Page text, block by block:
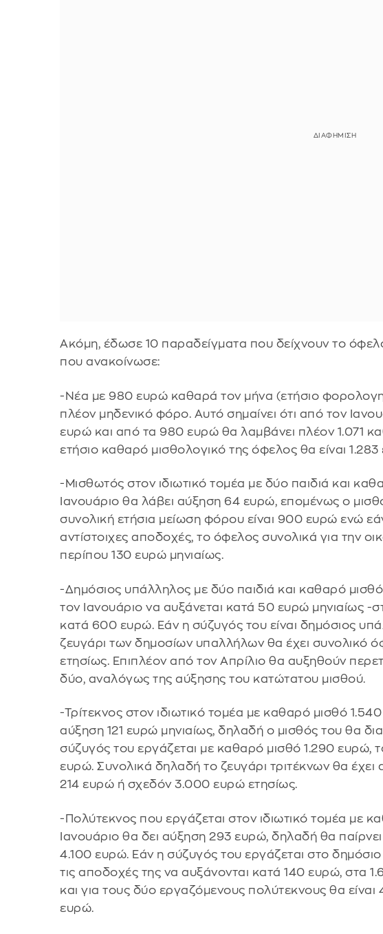
Ακόμη, έδωσε 10 παραδείγματα που δείχνουν το
που ανακοίνωσε:
-Νέα με 980 ευρώ καθαρά τον μήνα (ετήσιο
πλέον μηδενικό φόρο. Αυτό σημαίνει ότι από τον
ευρώ και από τα 980 ευρώ θα λαμβάνει πλέον 1.071
ετήσιο καθαρό μισθολογικό της όφελος θα είναι 1.283
-Μισθωτός στον ιδιωτικό τομέα με δύο παιδιά και
Ιανουάριο θα λάβει αύξηση 64 ευρώ, επομένως ο
συνολική ετήσια μείωση φόρου είναι 900 ευρώ ενώ
αντίστοιχες αποδοχές, το όφελος συνολικά για την
περίπου 130 ευρώ μηνιαίως.
-Δημόσιος υπάλληλος με δύο παιδιά και καθαρό
τον Ιανουάριο να αυξάνεται κατά 50 ευρώ μηνιαίως -
κατά 600 ευρώ. Εάν η σύζυγός του είναι δημόσιος
ζευγάρι των δημοσίων υπαλλήλων θα έχει συνολικό
ετησίως. Επιπλέον από τον Απρίλιο θα αυξηθούν
δύο, αναλόγως της αύξησης του κατώτατου μισθού.
-Τρίτεκνος στον ιδιωτικό τομέα με καθαρό μισθό
αύξηση 121 ευρώ μηνιαίως, δηλαδή ο μισθός του θα
σύζυγός του εργάζεται με καθαρό μισθό 1.290 ευρώ,
ευρώ. Συνολικά δηλαδή το ζευγάρι τριτέκνων θα έχει
214 ευρώ ή σχεδόν 3.000 ευρώ ετησίως.
-Πολύτεκνος που εργάζεται στον ιδιωτικό τομέα με
Ιανουάριο θα δει αύξηση 293 ευρώ, δηλαδή θα
4.100 ευρώ. Εάν η σύζυγός του εργάζεται στο
τις αποδοχές της να αυξάνονται κατά 140 ευρώ, στα
και για τους δύο εργαζόμενους πολύτεκνους θα
ευρώ.